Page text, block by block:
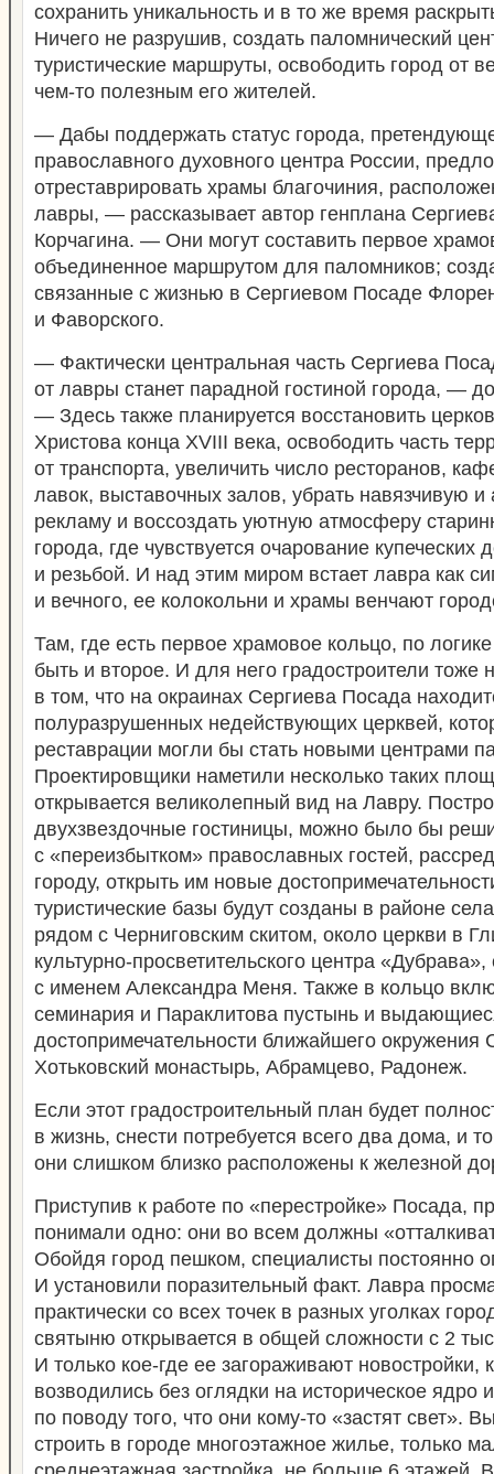
сохранить уникальность и в то же время
Ничего не разрушив, создать паломнический
туристические маршруты, освободить город от
чем-то полезным его жителей.
— Дабы поддержать статус города,
православного духовного центра России,
отреставрировать храмы благочиния,
лавры, — рассказывает автор генплана
Корчагина. — Они могут составить первое
объединенное маршрутом для паломников;
связанные с жизнью в Сергиевом Посаде
и Фаворского.
— Фактически центральная часть Сергиева
от лавры станет парадной гостиной города, —
— Здесь также планируется восстановить
Христова конца XVIII века, освободить часть
от транспорта, увеличить число ресторанов,
лавок, выставочных залов, убрать навязчивую и
рекламу и воссоздать уютную атмосферу
города, где чувствуется очарование купеческих
и резьбой. И над этим миром встает лавра как
и вечного, ее колокольни и храмы венчают
Там, где есть первое храмовое кольцо, по
быть и второе. И для него градостроители тоже
в том, что на окраинах Сергиева Посада
полуразрушенных недействующих церквей,
реставрации могли бы стать новыми центрами
Проектировщики наметили несколько таких
открывается великолепный вид на Лавру.
двухзвездочные гостиницы, можно было бы
с «переизбытком» православных гостей,
городу, открыть им новые
туристические базы будут созданы в районе
рядом с Черниговским скитом, около церкви в
культурно-просветительского центра «Дубрава»,
с именем Александра Меня. Также в кольцо
семинария и Параклитова пустынь и
достопримечательности ближайшего
Хотьковский монастырь, Абрамцево, Радонеж.
Если этот градостроительный план будет
в жизнь, снести потребуется всего два дома, и
они слишком близко расположены к железной
Приступив к работе по «перестройке» Посада,
понимали одно: они во всем должны
Обойдя город пешком, специалисты постоянно
И установили поразительный факт. Лавра
практически со всех точек в разных уголках
святыню открывается в общей сложности с 2
И только кое-где ее загораживают новостройки,
возводились без оглядки на историческое ядро
по поводу того, что они кому-то «застят свет».
строить в городе многоэтажное жилье, только